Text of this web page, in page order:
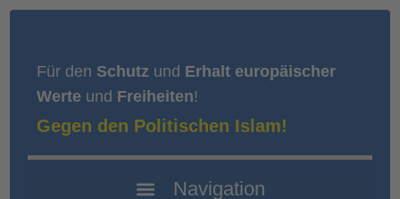
Für den Schutz und Erhalt europäischer
Werte und Freiheiten!
Gegen den Politischen Islam!